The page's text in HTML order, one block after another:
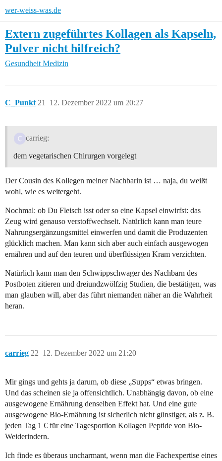
wer-weiss-was.de
Extern zugeführtes Kollagen als Kapseln,
Pulver nicht hilfreich?
Gesundheit Medizin
C_Punkt 12. Dezember 2022 um 20:27
21
carrieg:
dem vegetarischen Chirurgen vorgelegt
Der Cousin des Kollegen meiner Nachbarin ist … naja, du weißt
wohl, wie es weitergeht.
Nochmal: ob Du Fleisch isst oder so eine Kapsel einwirfst: das
Zeug wird genauso verstoffwechselt. Natürlich kann man teure
Nahrungsergänzungsmittel einwerfen und damit die Produzenten
glücklich machen. Man kann sich aber auch einfach ausgewogen
ernähren und auf den teuren und überflüssigen Kram verzichten.
Natürlich kann man den Schwippschwager des Nachbarn des
Postboten zitieren und dreiundzwölfzig Studien, die bestätigen, was
man glauben will, aber das führt niemanden näher an die Wahrheit
heran.
carrieg 12. Dezember 2022 um 21:20
22
Mir gings und gehts ja darum, ob diese „Supps“ etwas bringen.
Und das scheinen sie ja offensichtlich. Unabhängig davon, ob eine
ausgewogene Ernährung denselben Effekt hat. Und eine gute
ausgewogene Bio-Ernährung ist sicherlich nicht günstiger, als z. B.
jeden Tag 1 € für eine Tagesportion Kollagen Peptide von Bio-
Weiderindern.
Ich finde es überaus uncharmant, wenn man die Fachexpertise eines